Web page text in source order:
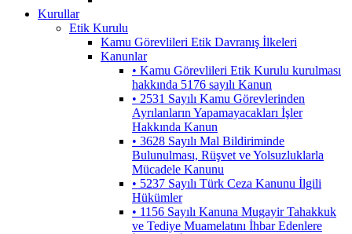
Kurullar
Etik Kurulu
Kamu Görevlileri Etik Davranış İlkeleri
Kanunlar
• Kamu Görevlileri Etik Kurulu kurulması
hakkında 5176 sayılı Kanun
• 2531 Sayılı Kamu Görevlerinden
Ayrılanların Yapamayacakları İşler
Hakkında Kanun
• 3628 Sayılı Mal Bildiriminde
Bulunulması, Rüşvet ve Yolsuzluklarla
Mücadele Kanunu
• 5237 Sayılı Türk Ceza Kanunu İlgili
Hükümler
• 1156 Sayılı Kanuna Mugayir Tahakkuk
ve Tediye Muamelatını İhbar Edenlere